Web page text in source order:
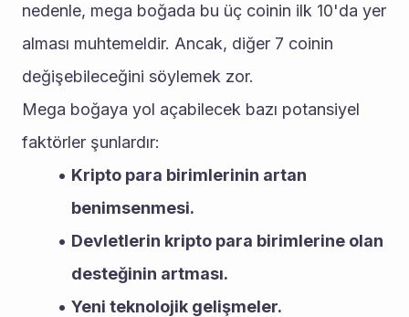
nedenle, mega boğada bu üç coinin ilk 10'da yer
alması muhtemeldir. Ancak, diğer 7 coinin
değişebileceğini söylemek zor.
Mega boğaya yol açabilecek bazı potansiyel
faktörler şunlardır:
Kripto para birimlerinin artan
benimsenmesi.
Devletlerin kripto para birimlerine olan
desteğinin artması.
Yeni teknolojik gelişmeler.